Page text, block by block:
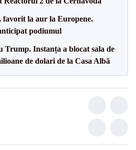
favorit la aur la Europene.
podiumul
Instanța a blocat sala de
de dolari de la Casa Albă